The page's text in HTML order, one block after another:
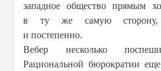
западное общество прямым
в ту же самую сторону,
и постепенно.
Вебер несколько
Рациональной бюрократии еще